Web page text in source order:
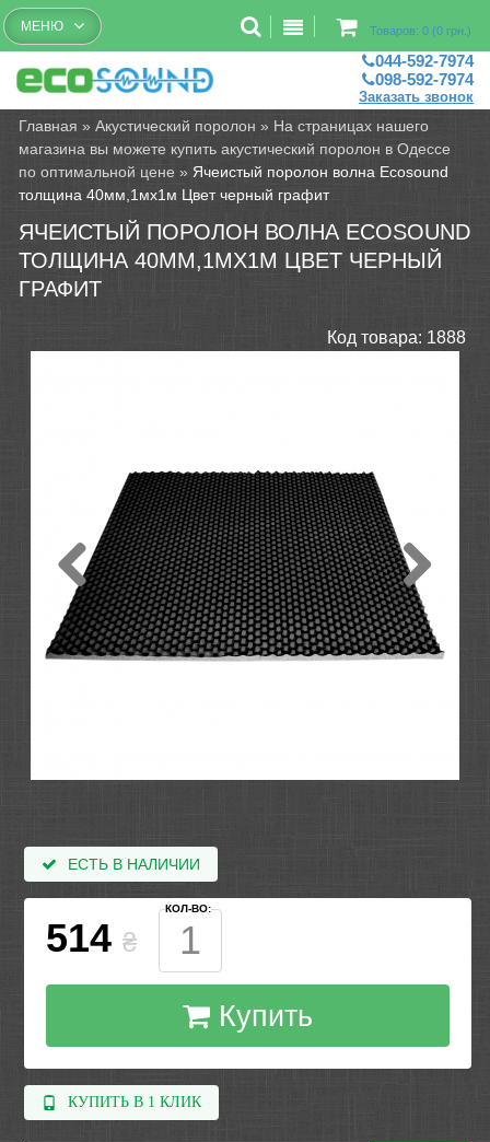
Бесплатный рассчет помещений
Товаров: 0 (0 грн.)
МЕНЮ
044-592-7974
098-592-7974
Заказать звонок
Главная »Акустический поролон » На страницах нашего
магазина вы можете купить акустический поролон в Одессе
по оптимальной цене » Ячеистый поролон волна Ecosound
толщина 40мм,1мх1м Цвет черный графит
ЯЧЕИСТЫЙ ПОРОЛОН ВОЛНА ECOSOUND
ТОЛЩИНА 40ММ,1МХ1М ЦВЕТ ЧЕРНЫЙ
ГРАФИТ
Код товара: 1888
ЕСТЬ В НАЛИЧИИ
514 ₴
КОЛ-ВО:
Купить
КУПИТЬ В 1 КЛИК